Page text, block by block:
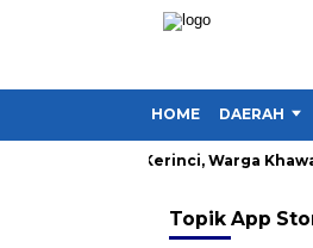
HOME DAERAH
Lima Desa di Kerinci, Warga
Topik App